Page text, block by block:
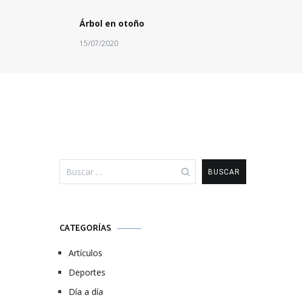
Árbol en otoño
15/07/2020
CATEGORÍAS
Artículos
Deportes
Día a día